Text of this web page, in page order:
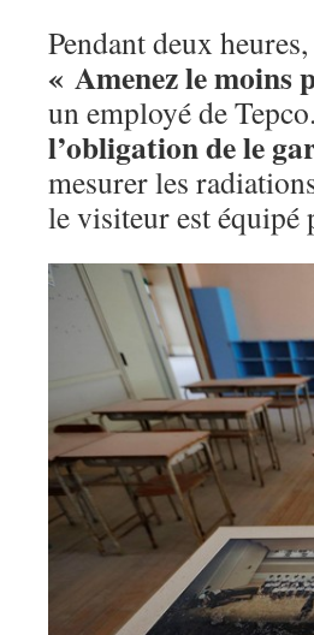
Pendant deux
« Amenez le moins
un employé de Tepco.
l’obligation de le
mesurer les
le visiteur est